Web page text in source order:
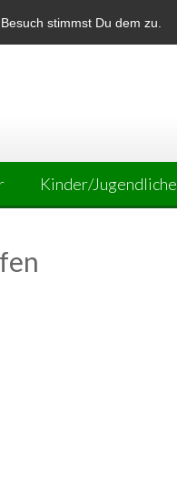
stimmst Du dem zu.
Kinder/Jugendliche